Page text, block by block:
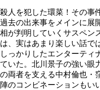
殺人を犯した環菜！その事
過去の出来事をメインに展
相が判明していくサスペン
は、実はあまり楽しい話で
しっかりしたエンターティ
ていた。北川景子の強い眼
の両者を支える中村倫也・
陣のコンビネーションもい